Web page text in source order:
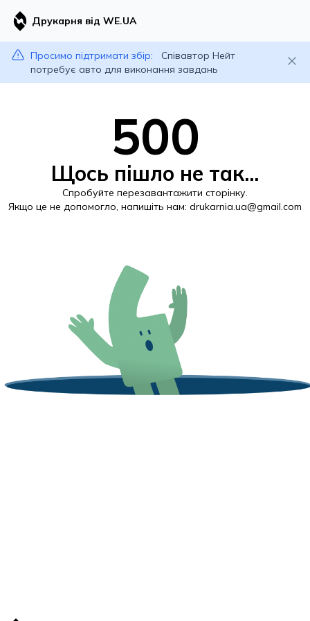
Друкарня від WE.UA
Просимо підтримати збір:
Співавтор Нейт
потребує авто для виконання завдань
500
Щось пішло не так...
Спробуйте перезавантажити сторінку.
Якщо це не допомогло, напишіть нам: drukarnia.ua@gmail.com